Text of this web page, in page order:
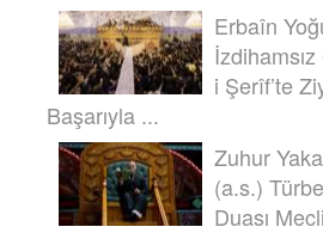
Erbaîn
i Şerîf’te
Başarıyla ...
Zuhur
(a.s.)
Duası